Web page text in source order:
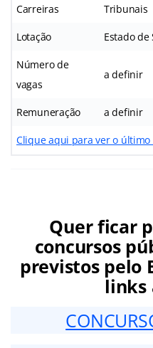
Carreiras Tribunais
Lotação Estado de
Número de
vagas
a definir
Remuneração a definir
Clique aqui para ver o último
Quer ficar
concursos
previstos pelo
links